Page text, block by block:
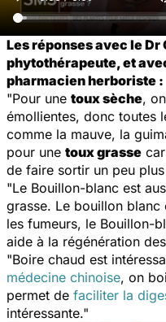
Les réponses avec le
phytothérapeute, et
pharmacien herboriste :
"Pour une toux sèche,
émollientes, donc toutes
comme la mauve, la
pour une toux grasse
de faire sortir un peu
"Le Bouillon-blanc est
grasse. Le bouillon
les fumeurs, le Bouillon-
aide à la régénération
"Boire chaud est
médecine chinoise, on
permet de faciliter la
intéressante."